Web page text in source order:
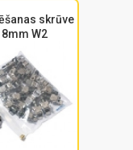
skrūve
8mm W2